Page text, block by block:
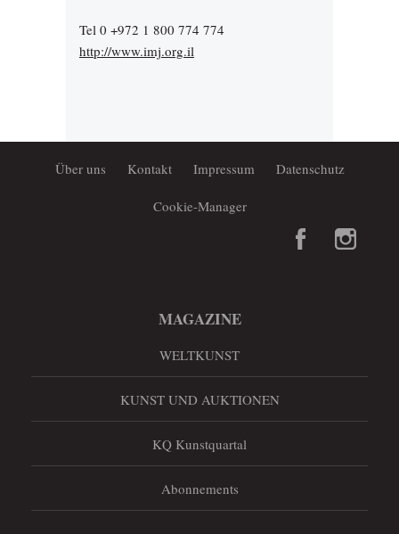
Tel 0 +972 1 800 774 774
http://www.imj.org.il
Über uns Kontakt Impressum Datenschutz
Cookie-Manager
MAGAZINE
WELTKUNST
KUNST UND AUKTIONEN
KQ Kunstquartal
Abonnements